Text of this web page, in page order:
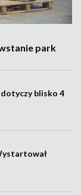
park
blisko 4